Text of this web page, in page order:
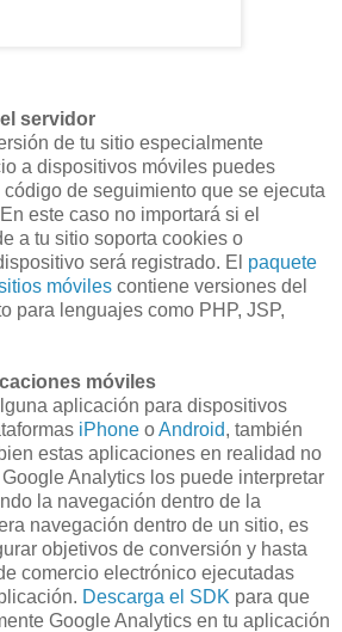
servidor
de tu sitio especialmente
a dispositivos móviles puedes
de seguimiento que se ejecuta
este caso no importará si el
a tu sitio soporta cookies o
será registrado. El paquete
móviles contiene versiones del
para lenguajes como PHP, JSP,
móviles
aplicación para dispositivos
iPhone oAndroid, también
estas aplicaciones en realidad no
Analytics los puede interpretar
la navegación dentro de la
navegación dentro de un sitio, es
objetivos de conversión y hasta
comercio electrónico ejecutadas
Descarga el SDK para que
Google Analytics en tu aplicación